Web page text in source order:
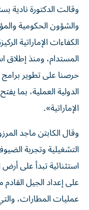
وقالت الدكتورة نادية
والشؤون الحكومية
الكفاءات الإماراتية
المستدام، ومنذ إطلاق
حرصنا على تطوير
الدولية العملية، بما
الإماراتية».
وقال الكابتن ماجد
التشغيلية وتجربة
استثنائية تبدأ على
على إعداد الجيل
عمليات المطارات،